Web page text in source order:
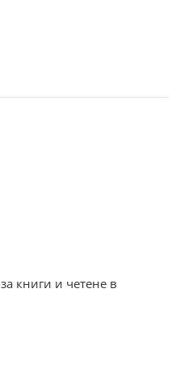
книги и четене в